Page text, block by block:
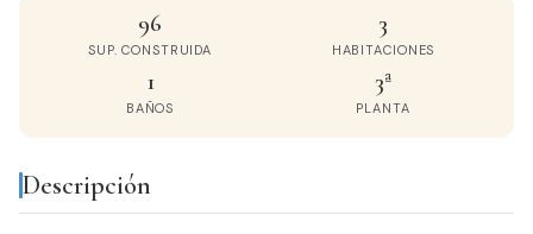
96
SUP. CONSTRUIDA
3
HABITACIONES
1
BAÑOS
3ª
PLANTA
Descripción